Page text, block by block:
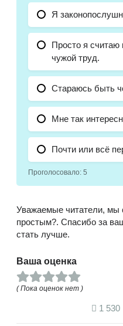
Я
Просто я считаю
чужой труд.
Стараюсь быть
Мне так
Почти или всё
Проголосовало: 5
Уважаемые читатели, мы
простым?. Спасибо за
стать лучше.
Ваша оценка
( Пока оценок нет )
1 530